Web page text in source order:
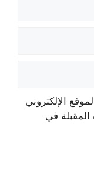
الإلكتروني
في